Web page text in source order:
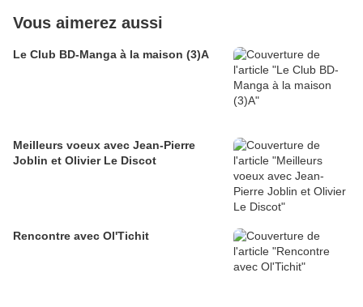
Vous aimerez aussi
Le Club BD-Manga à la maison (3)A
Meilleurs voeux avec Jean-Pierre
Joblin et Olivier Le Discot
Rencontre avec Ol'Tichit